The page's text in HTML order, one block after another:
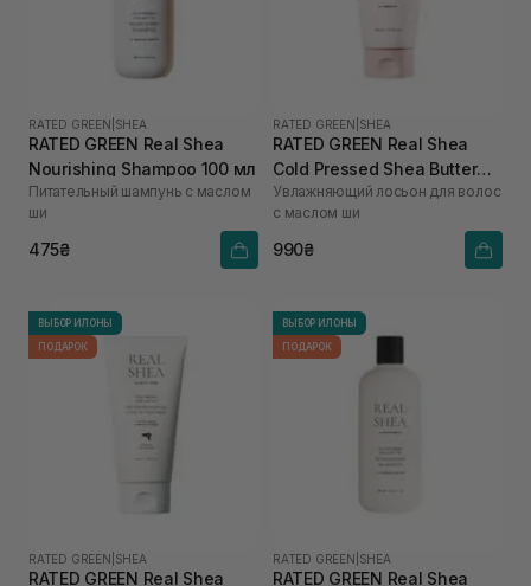
RATED GREEN SHEA
RATED GREEN Real Shea
Nourishing Shampoo 100 мл
Питательный шампунь с маслом
ши
475₴
RATED GREEN SHEA
RATED GREEN Real Shea
Cold Pressed Shea Butter
Anti-frizz Hydrating Hair
Lotion 150 мл
Увлажняющий лосьон для волос
с маслом ши
990₴
ВЫБОР ИЛОНЫ
ПОДАРОК
RATED GREEN SHEA
RATED GREEN Real Shea
ВЫБОР ИЛОНЫ
ПОДАРОК
RATED GREEN SHEA
RATED GREEN Real Shea